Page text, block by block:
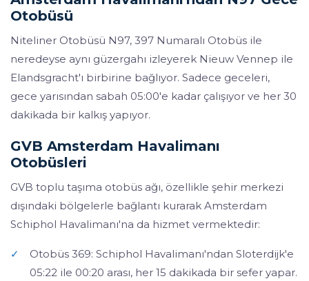
Otobüsü
Niteliner Otobüsü N97, 397 Numaralı Otobüs ile
neredeyse aynı güzergahı izleyerek Nieuw Vennep ile
Elandsgracht'ı birbirine bağlıyor. Sadece geceleri,
gece yarısından sabah 05:00'e kadar çalışıyor ve her 30
dakikada bir kalkış yapıyor.
GVB Amsterdam Havalimanı
Otobüsleri
GVB toplu taşıma otobüs ağı, özellikle şehir merkezi
dışındaki bölgelerle bağlantı kurarak Amsterdam
Schiphol Havalimanı'na da hizmet vermektedir:
✓
Otobüs 369: Schiphol Havalimanı'ndan Sloterdijk'e
05:22 ile 00:20 arası, her 15 dakikada bir sefer yapar.